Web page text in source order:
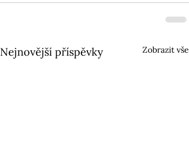
Nejnovější příspěvky Zobrazit vše